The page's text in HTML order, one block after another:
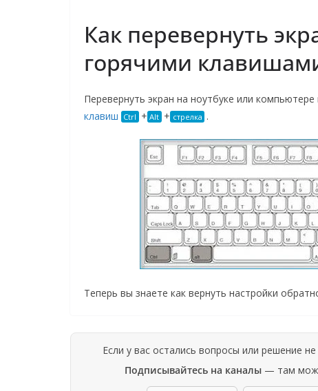
Как перевернуть
горячими
Перевернуть экран на ноутбуке или
клавиш Ctrl + Alt + стрелка .
Теперь вы знаете как вернуть настройки
Если у вас остались вопросы или решение
Подписывайтесь на каналы — там